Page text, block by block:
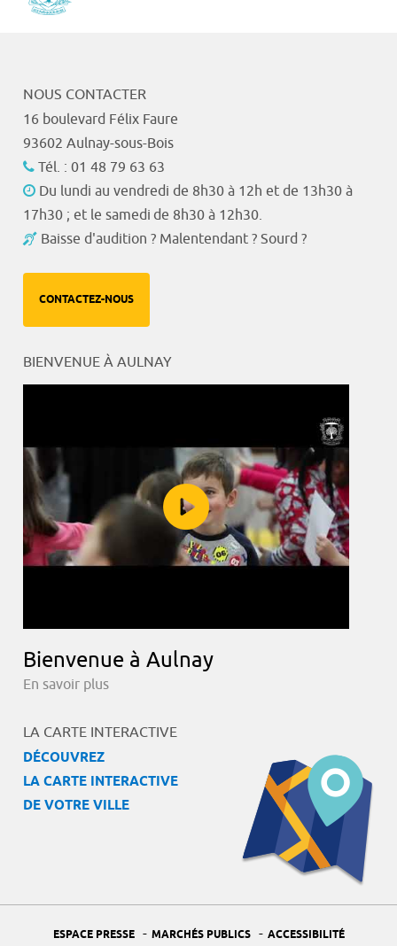
NOUS CONTACTER
16 boulevard Félix Faure
93602 Aulnay-sous-Bois
Tél. : 01 48 79 63 63
Du lundi au vendredi de 8h30 à 12h et de 13h30 à
17h30 ; et le samedi de 8h30 à 12h30.
Baisse d'audition ? Malentendant ? Sourd ?
CONTACTEZ-NOUS
BIENVENUE À AULNAY
Bienvenue à Aulnay
En savoir plus
LA CARTE INTERACTIVE
DÉCOUVREZ
LA CARTE INTERACTIVE
DE VOTRE VILLE
ESPACE PRESSE - MARCHÉS PUBLICS - ACCESSIBILITÉ